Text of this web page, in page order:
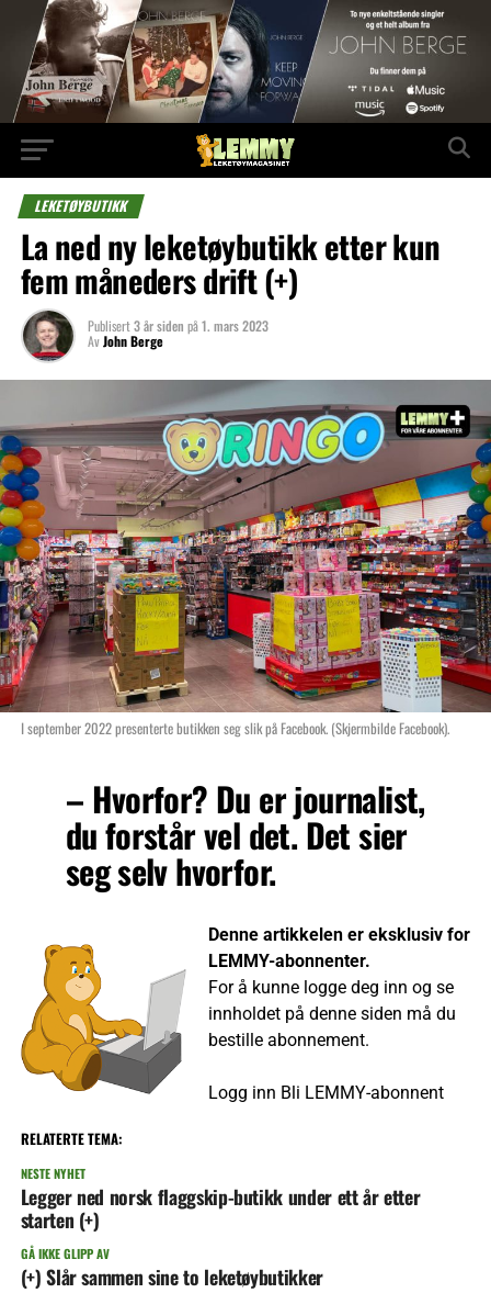
LEKETØYBUTIKK
La ned ny leketøybutikk etter kun
fem måneders drift (+)
Publisert3 år siden på1. mars 2023
AvJohn Berge
I september 2022 presenterte butikken seg slik på Facebook. (Skjermbilde Facebook).
– Hvorfor? Du er journalist,
du forstår vel det. Det sier
seg selv hvorfor.
Denne artikkelen er eksklusiv for
LEMMY-abonnenter.
For å kunne logge deg inn og se
innholdet på denne siden må du
bestille abonnement.
Logg inn Bli LEMMY-abonnent
RELATERTE TEMA:
NESTE NYHET
Legger ned norsk flaggskip-butikk under ett år etter
starten (+)
GÅ IKKE GLIPP AV
(+) Slår sammen sine to leketøybutikker